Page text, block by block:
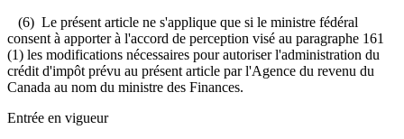
(6) Le présent article ne s'applique que si le ministre fédéral
consent à apporter à l'accord de perception visé au paragraphe 161
(1) les modifications nécessaires pour autoriser l'administration du
crédit d'impôt prévu au présent article par l'Agence du revenu du
Canada au nom du ministre des Finances.
Entrée en vigueur